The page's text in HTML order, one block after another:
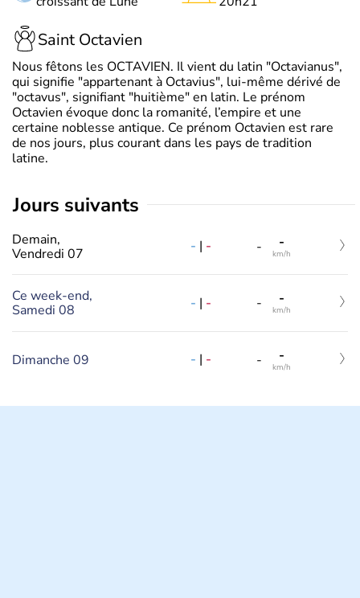
Saint Octavien
Nous fêtons les OCTAVIEN. Il vient du latin "Octavianus",
qui signifie "appartenant à Octavius", lui-même dérivé de
"octavus", signifiant "huitième" en latin. Le prénom
Octavien évoque donc la romanité, l’empire et une
certaine noblesse antique. Ce prénom Octavien est rare
de nos jours, plus courant dans les pays de tradition
latine.
jours suivants
Demain,
Vendredi 07
- | - - -
km/h
Ce week-end,
Samedi 08
- | - - -
km/h
Dimanche 09 - | - - -
km/h